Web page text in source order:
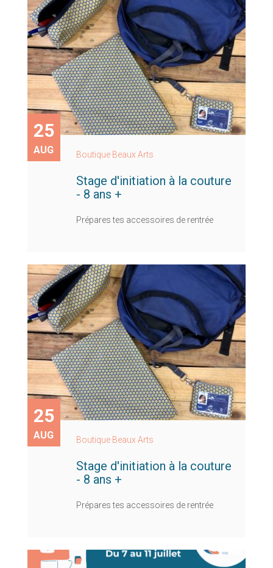
25
AUG Boutique Beaux Arts
Stage d'initiation à la couture
- 8 ans +
Prépares tes accessoires de rentrée
25
AUG Boutique Beaux Arts
Stage d'initiation à la couture
- 8 ans +
Prépares tes accessoires de rentrée